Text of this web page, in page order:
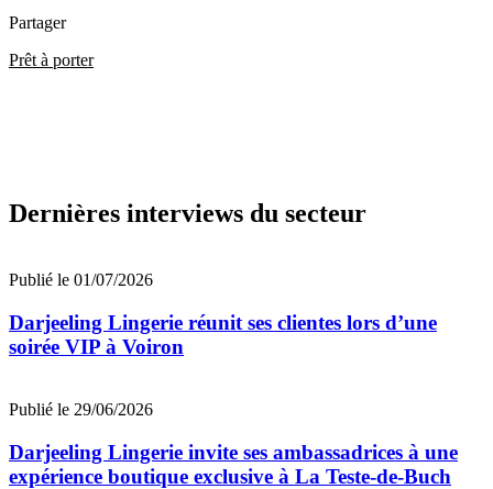
Partager
Prêt à porter
Dernières interviews du secteur
Publié le 01/07/2026
Darjeeling Lingerie réunit ses clientes lors d’une
soirée VIP à Voiron
Publié le 29/06/2026
Darjeeling Lingerie invite ses ambassadrices à une
expérience boutique exclusive à La Teste-de-Buch